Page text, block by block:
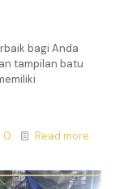
bagi Anda
tampilan batu
0 Read more